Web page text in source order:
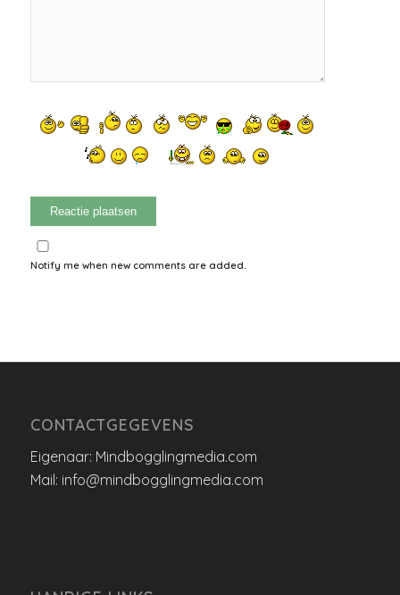
Notify me when new comments are added.
CONTACTGEGEVENS
Eigenaar: Mindbogglingmedia.com
Mail: info@mindbogglingmedia.com